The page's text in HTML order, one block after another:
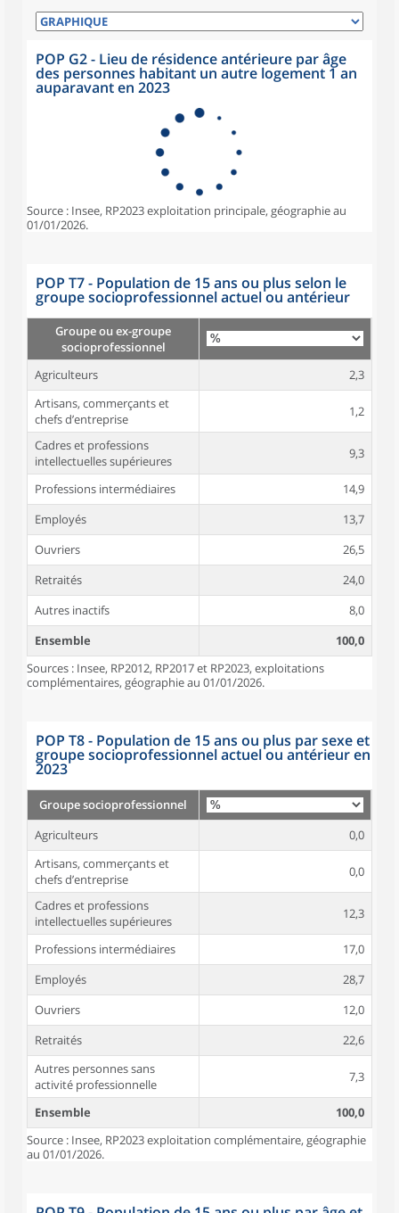
POP G2 - Lieu de résidence antérieure par âge
des personnes habitant un autre logement 1 an
auparavant en 2023
Source : Insee, RP2023 exploitation principale, géographie au
01/01/2026.
POP T7 - Population de 15 ans ou plus selon le
groupe socioprofessionnel actuel ou antérieur
Groupe ou ex-groupe
socioprofessionnel
Agriculteurs
2,3
Artisans, commerçants et
chefs d’entreprise
1,2
Cadres et professions
intellectuelles supérieures
9,3
Professions intermédiaires
14,9
Employés
13,7
Ouvriers
26,5
Retraités
24,0
Autres inactifs
8,0
Ensemble
100,0
Sources : Insee, RP2012, RP2017 et RP2023, exploitations
complémentaires, géographie au 01/01/2026.
POP T8 - Population de 15 ans ou plus par sexe et
groupe socioprofessionnel actuel ou antérieur en
2023
Groupe socioprofessionnel
Agriculteurs
0,0
Artisans, commerçants et
chefs d’entreprise
0,0
Cadres et professions
intellectuelles supérieures
12,3
Professions intermédiaires
17,0
Employés
28,7
Ouvriers
12,0
Retraités
22,6
Autres personnes sans
activité professionnelle
7,3
Ensemble
100,0
Source : Insee, RP2023 exploitation complémentaire, géographie
au 01/01/2026.